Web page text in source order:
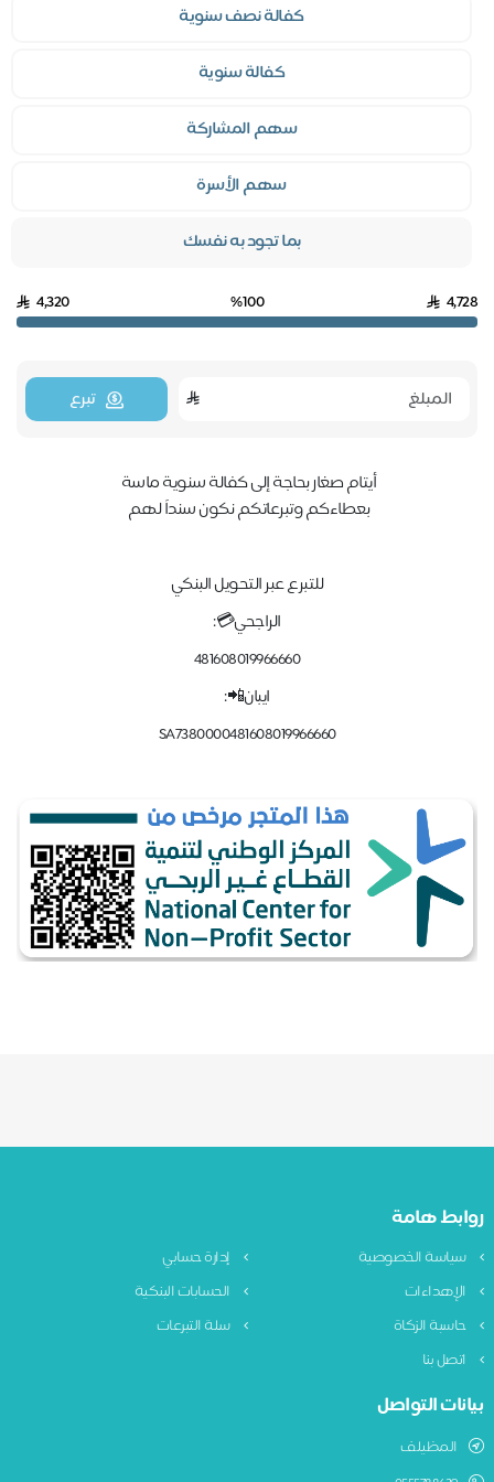
كفالة نصف سنوية
كفالة سنوية
سهم المشاركة
سهم الأسرة
بما تجود به نفسك
4,728
%100
4,320
تبرع
أيتام صغار بحاجة إلى كفالة سنوية ماسة
بعطاءكم وتبرعاتكم نكون سنداً لهم
للتبرع عبر التحويل البنكي
الراجحي💳:
481608019966660
ايبان📲:
SA7380000481608019966660
روابط هامة
سياسة الخصوصية
إدارة حسابي
الإهداءات
الحسابات البنكية
حاسبة الزكاة
سلة التبرعات
اتصل بنا
بيانات التواصل
المظيلف